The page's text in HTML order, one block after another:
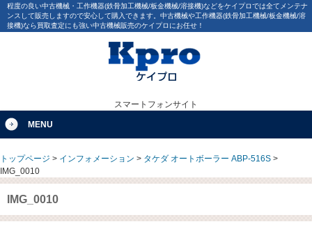
程度の良い中古機械・工作機器(鉄骨加工機械/板金機械/溶接機)などをケイプロでは全てメンテナ
ンスして販売しますので安心して購入できます。中古機械や工作機器(鉄骨加工機械/板金機械/溶
接機)なら買取査定にも強い中古機械販売のケイプロにお任せ！
スマートフォンサイト
MENU
トップページ > インフォメーション > タケダ オートボーラー ABP-516S >
IMG_0010
IMG_0010